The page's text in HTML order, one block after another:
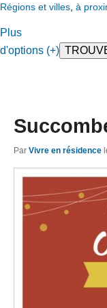
Régions et villes à
Plus
d'options (+)
Par Vivre en résidence